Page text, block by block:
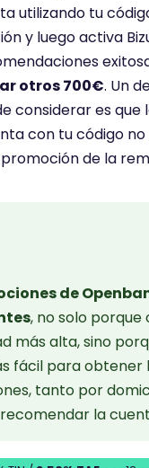
utilizando tu
y luego activa
otros 700€. Un
considerar es que
con tu código
de la
de
, no solo porque
más alta, sino
fácil para obtener
tanto por
la